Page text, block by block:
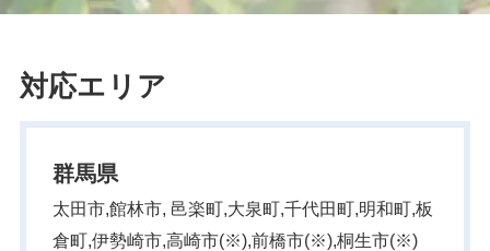
対応エリア
群馬県
太田市,館林市, 邑楽町,大泉町,千代田町,明和町,板
倉町,伊勢崎市,高崎市(※),前橋市(※),桐生市(※)